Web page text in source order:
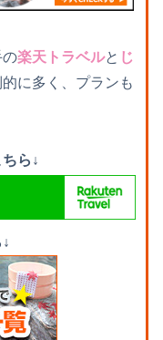
の楽天トラベルと じ
に多く、プランも
ら↓